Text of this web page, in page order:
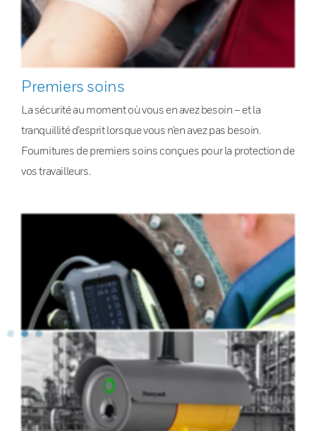
Premiers soins
La sécurité au moment où vous en avez besoin – et la
tranquillité d’esprit lorsque vous n’en avez pas besoin.
Fournitures de premiers soins conçues pour la protection de
vos travailleurs.